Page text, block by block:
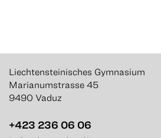
Liechtensteinisches Gymnasium
Marianumstrasse 45
9490 Vaduz
+423 236 06 06